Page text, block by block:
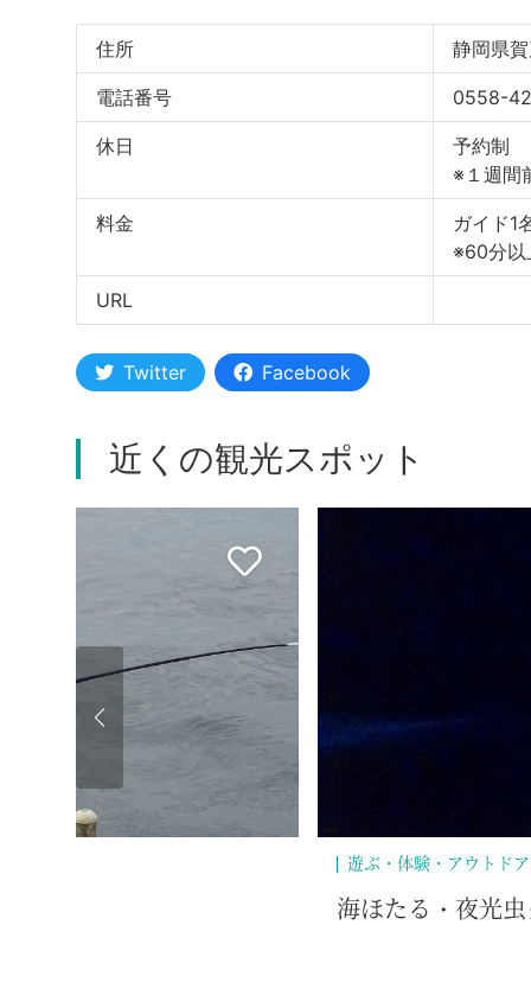
住所 静岡県
電話番号 0558-
休日
予約制
※１週間
料金
ガイド1
※60分以
URL
Twitter Facebook
近くの観光スポット
食べる 泊まる
西伊豆ぐらんぷ